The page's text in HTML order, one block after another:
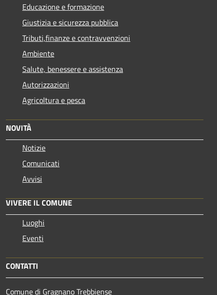
Educazione e formazione
Giustizia e sicurezza pubblica
Tributi,finanze e contravvenzioni
Ambiente
Salute, benessere e assistenza
Autorizzazioni
Agricoltura e pesca
NOVITÀ
Notizie
Comunicati
Avvisi
VIVERE IL COMUNE
Luoghi
Eventi
CONTATTI
Comune di Gragnano Trebbiense